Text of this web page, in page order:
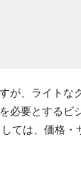
が、ライトな
必要とするビ
ては、価格